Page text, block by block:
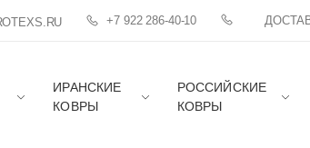
+7 922 286-40-10
ИРАНСКИЕ
КОВРЫ
РОССИЙСКИЕ
КОВРЫ